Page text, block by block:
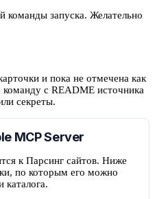
команды запуска. Желательно
и пока не отмечена как
команду с README источника
секреты.
MCP Server
к Парсинг сайтов. Ниже
по которым его можно
каталога.